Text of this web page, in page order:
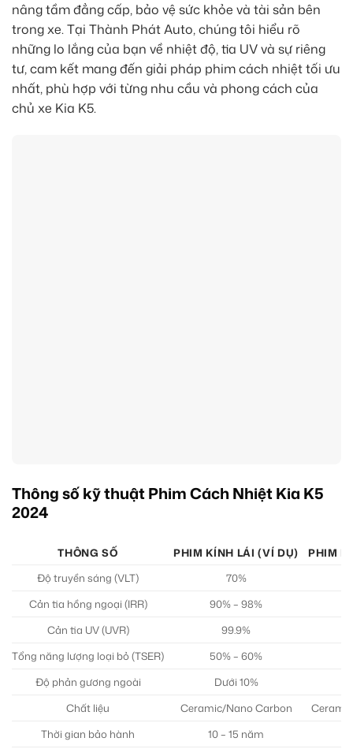
nâng tầm đẳng cấp, bảo vệ sức khỏe và tài sản bên
trong xe. Tại Thành Phát Auto, chúng tôi hiểu rõ
những lo lắng của bạn về nhiệt độ, tia UV và sự riêng
tư, cam kết mang đến giải pháp phim cách nhiệt tối ưu
nhất, phù hợp với từng nhu cầu và phong cách của
chủ xe Kia K5.
Thông số kỹ thuật Phim Cách Nhiệt Kia K5
2024
THÔNG SỐ PHIM KÍNH LÁI (VÍ DỤ)
PHIM
Độ truyền sáng (VLT)
70%
Cản tia hồng ngoại (IRR)
90% – 98%
Cản tia UV (UVR)
99.9%
Tổng năng lượng loại bỏ (TSER)
50% – 60%
Độ phản gương ngoài
Dưới 10%
Chất liệu
Ceramic/Nano Carbon
Thời gian bảo hành
10 – 15 năm